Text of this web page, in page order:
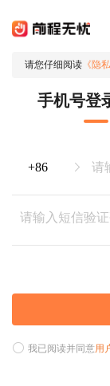
请您仔细阅读 《隐
手机号登
我已阅读并同意用